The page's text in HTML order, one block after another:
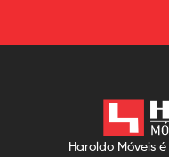
Haroldo Móveis